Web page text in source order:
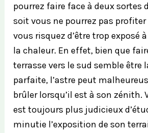
pourrez faire face à deux sortes
soit vous ne pourrez pas
vous risquez d’être trop exposé
la chaleur. En effet, bien que
terrasse vers le sud semble être
parfaite, l’astre peut
brûler lorsqu’il est à son zénith.
est toujours plus judicieux
minutie l’exposition de son